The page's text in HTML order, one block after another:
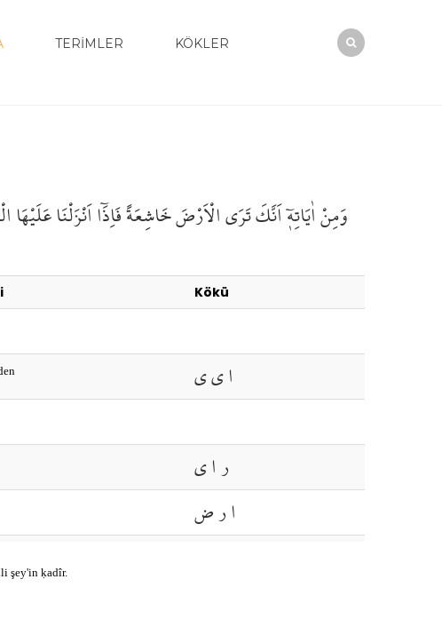
TERİMLER KÖKLER
وَمِنْ اٰيَاتِه۪ٓاَنَّكَتَرَىالْاَرْضَخَاشِعَةًفَاِذَٓااَنْزَلْنَاعَلَيْهَا
Kökü
ا ي ي
ر ا ي
ا ر ض
şey'in ḳadîr.